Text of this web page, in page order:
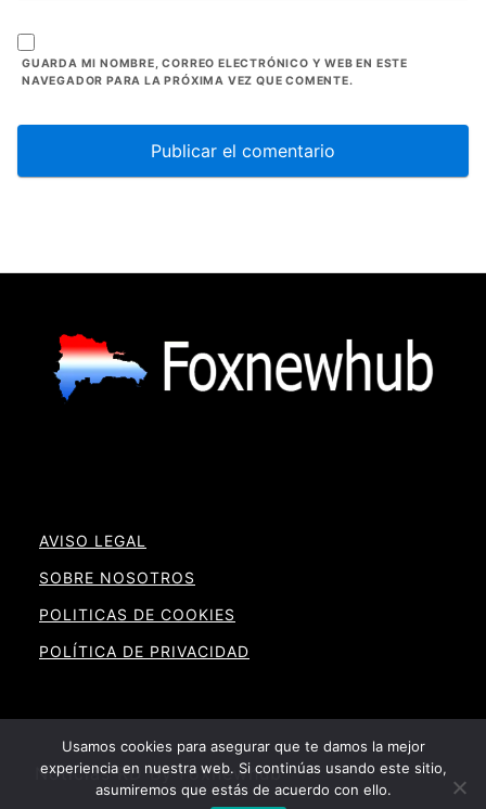
GUARDA MI NOMBRE, CORREO ELECTRÓNICO Y WEB EN ESTE
NAVEGADOR PARA LA PRÓXIMA VEZ QUE COMENTE.
AVISO LEGAL
SOBRE NOSOTROS
POLITICAS DE COOKIES
POLÍTICA DE PRIVACIDAD
Noticias RD By Foxnewhub
Usamos cookies para asegurar que te damos la mejor
experiencia en nuestra web. Si continúas usando este sitio,
asumiremos que estás de acuerdo con ello.